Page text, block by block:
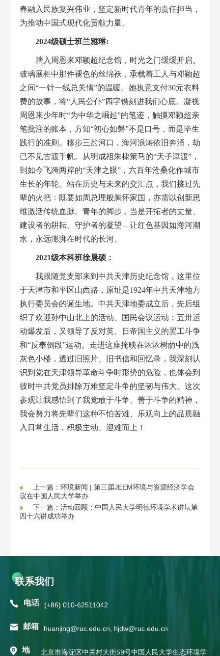
春融入民族复兴伟业，坚定新时代青年的责任担当，
为推动中国式现代化贡献力量。
2024级硕士班兰雅琳:
踏入周恩来邓颖超纪念馆，时光之门缓缓开启。
玻璃展柜中那件褪色的丝绵袄，承载着工人与邓颖超
之间“一针一线总关情”的温暖。她执意支付30元衣料
费的故事，将“ 人民公仆”四字镌刻进我们心底。凝视
周恩来少年时“为中华之崛起”的笔迹，触摸邓颖超亲
笔批注的账本，方知“初心如磐”不是口号，而是毕生
践行的准则。移步三岔河口，海河浪涛依旧奔涌，劫
已不见古渡千帆。从明成祖朱棣策马的“天子津渡” ，
到如今飞跨两岸的“天津之眼” ，六百年沧桑化作城市
生长的年轮。站在历史与未来的交汇点，我们接过先
辈的火把：既要如周总理般胸怀家国，亦需以创新思
维激活传统血脉。青年的脚步，当是开拓者的丈量、
建设者的耕耘、守护者的凝望—让红色基因如海河潮
水，永远澎湃在时代的长河。
2021级本科班徐晨硕：
我跟随党支部来到中共天津历史纪念馆，这里位
于天津市和平区山西路，原址是1924年中共天津地方
执行委员会的诞生地。中共天津地委成立后，先后组
织了欢迎孙中山北上的活动、国民会议运动；五卅运
动爆发后，又领导了反对英、日帝国主义的罢工斗争
和“反奉倒段”运动。走进这座掩映在浓浓树荫中的浅
灰色小楼，透过旧照片、旧书信和回忆录，我深刻认
识到党在天津领导革命斗争时形势的危险，也体会到
彼时中共党员排除万难坚定斗争的坚韧与伟大。这次
参观让我感悟到了我党敢于斗争、善于斗争的精神，
我会努力将先辈们这种不怕苦难、乐观向上的品质融
入日常生活，积极主动、迎难而上！
上一篇：环境新闻 | 第三届JEEM环境与资源经济学会
议在中国人民大学举办
下一篇：活动回顾：中国人民大学明德环境学术讲坛第
四十六讲成功举办
联系我们
电话 (+86) 010-62511042
邮箱 huanjing@ruc.edu.cn, hjdw@ruc.edu.cn
地 北京市海淀区中关村大街59号中国人民大学生态环境学